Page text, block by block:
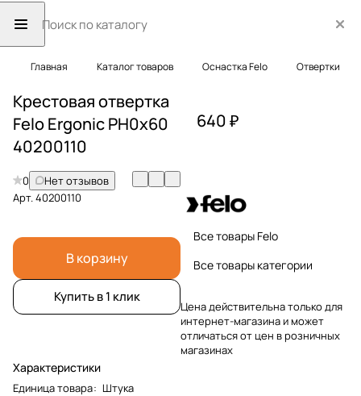
Главная Каталог товаров Оснастка Felo Отвертки
Крестовая отвертка
Felo Ergonic PH0x60
40200110
0
Нет отзывов
Арт.40200110
В корзину
Купить в 1 клик
Характеристики
Единица товара: Штука
640 ₽
Все товары Felo
Все товары категории
Цена действительна только для
интернет-магазина и может
отличаться от цен в розничных
магазинах